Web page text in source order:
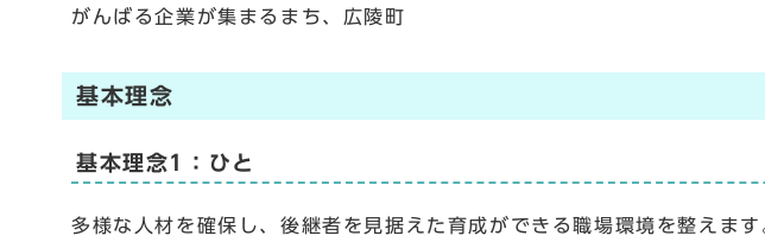
がんばる企業が集まるまち、広陵町
基本理念
基本理念1：ひと
多様な人材を確保し、後継者を見据えた育成ができる職場環境を整えます